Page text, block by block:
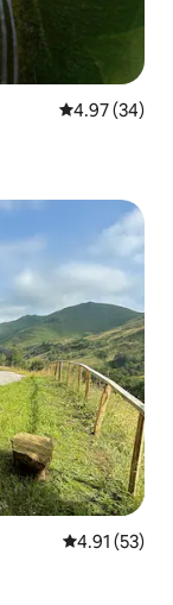
คะแนนเฉลี่ย
4.97 (34)
คะแนนเฉลี่ย
4.91 (53)